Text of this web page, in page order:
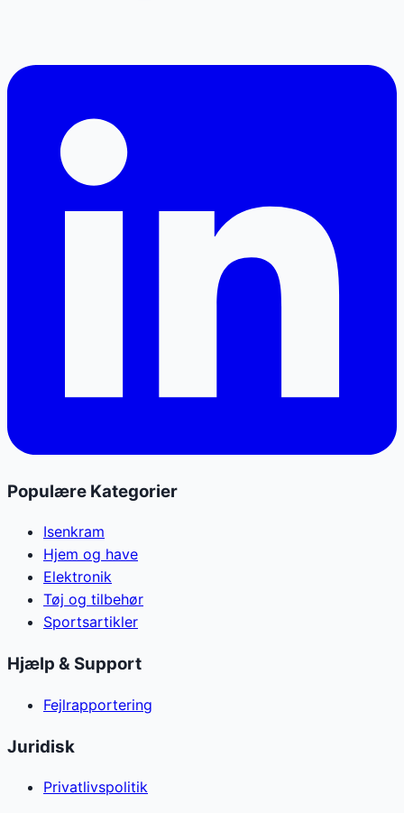
Populære Kategorier
Isenkram
Hjem og have
Elektronik
Tøj og tilbehør
Sportsartikler
Hjælp & Support
Fejlrapportering
Juridisk
Privatlivspolitik